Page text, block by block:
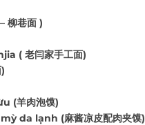
柳巷面 )
( 老闫家手工面)
(羊肉泡馍)
da lạnh (麻酱凉皮配肉夹馍)